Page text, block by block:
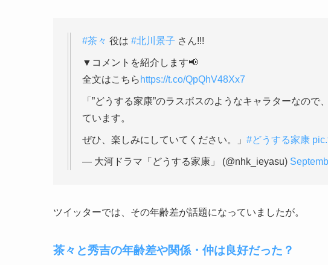
#茶々 役は #北川景子 さん!!!
▼コメントを紹介します📢
全文はこちら https://t.co/QpQhV48Xx7
「”どうする家康”のラスボスのようなキャラターなの
ています。
ぜひ、楽しみにしていてください。」 #どうする家康
— 大河ドラマ「どうする家康」 (@nhk_ieyasu)
ツイッターでは、その年齢差が話題になっていましたが。
茶々と秀吉の年齢差や関係・仲は良好だった？